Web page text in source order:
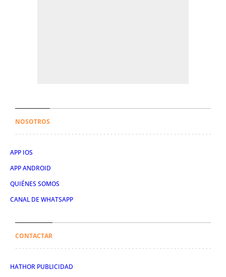
NOSOTROS
APP IOS
APP ANDROID
QUIÉNES SOMOS
CANAL DE WHATSAPP
CONTACTAR
HATHOR PUBLICIDAD